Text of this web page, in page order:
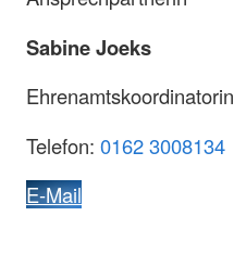
Sabine Joeks
Ehrenamtskoordinatorin
Telefon: 0162 3008134
E-Mail